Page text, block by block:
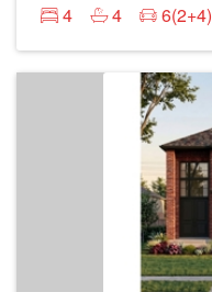
4
4 6(2+4)